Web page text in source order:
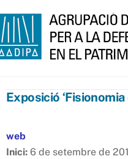
Exposició
web
Inici: 6 de setembre de